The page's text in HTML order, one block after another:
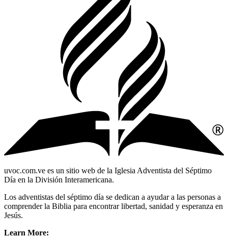
uvoc.com.ve es un sitio web de la Iglesia Adventista del Séptimo
Día en la División Interamericana.
Los adventistas del séptimo día se dedican a ayudar a las personas a
comprender la Biblia para encontrar libertad, sanidad y esperanza en
Jesús.
Learn More: